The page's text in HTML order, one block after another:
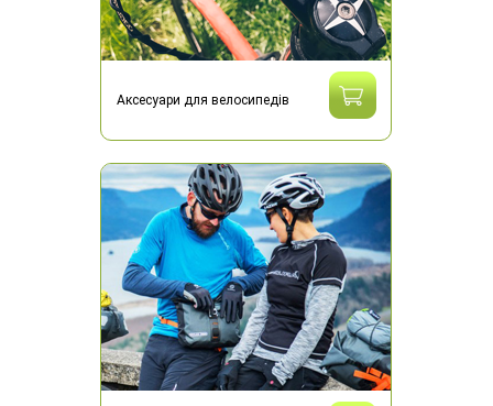
Аксесуари для велосипедів